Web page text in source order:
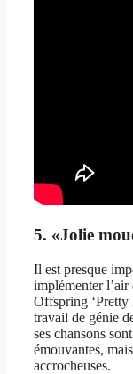
5. «Jolie
Il est presque
implémenter
Offspring ‘Pretty
travail de génie
ses chansons
émouvantes,
accrocheuses.